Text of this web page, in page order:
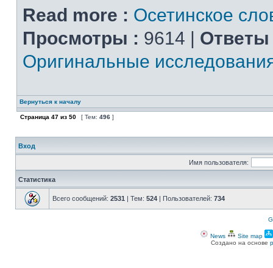
Read more : Осетинское
Просмотры : 9614 | Ответы
Оригинальные
Вернуться к началу
Страница 47 из 50 [ Тем: 496 ]
Вход
Имя пользователя:
Статистика
Всего сообщений: 2531 | Тем: 524 | Пользователей: 734
News Site map
Создано на основе